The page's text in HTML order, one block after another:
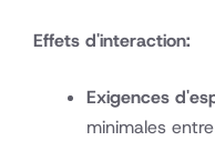
Effets d'interaction:
Exigences
minimales